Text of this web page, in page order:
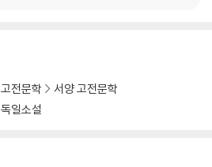
고전문학
서양 고전문학
독일소설